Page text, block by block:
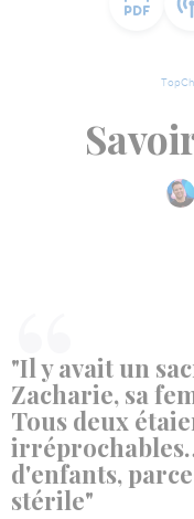
"Il y avait un
Zacharie, sa
Tous deux
d'enfants,
stérile"